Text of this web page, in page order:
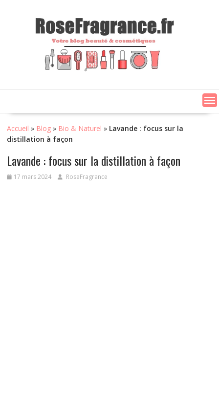
Accueil » Blog» Bio & Naturel » Lavande : focus sur la
distillation à façon
Lavande : focus sur la distillation à façon
17 mars 2024 RoseFragrance